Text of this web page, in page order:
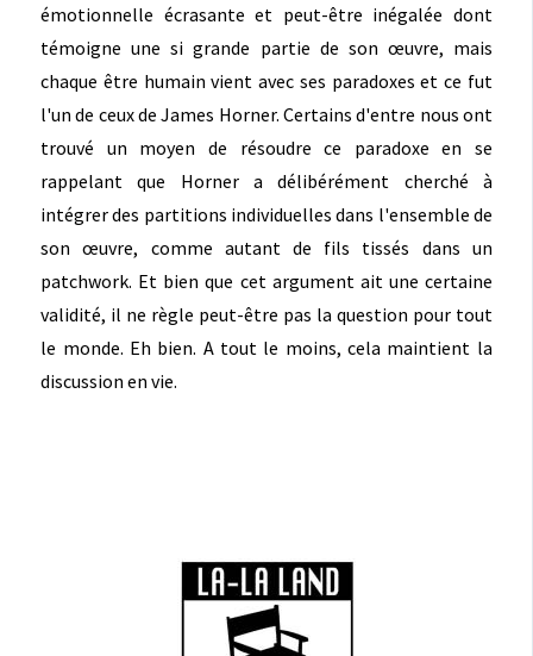
émotionnelle écrasante et peut-être inégalée dont
témoigne une si grande partie de son œuvre, mais
chaque être humain vient avec ses paradoxes et ce fut
l'un de ceux de James Horner. Certains d'entre nous ont
trouvé un moyen de résoudre ce paradoxe en se
rappelant que Horner a délibérément cherché à
intégrer des partitions individuelles dans l'ensemble de
son œuvre, comme autant de fils tissés dans un
patchwork. Et bien que cet argument ait une certaine
validité, il ne règle peut-être pas la question pour tout
le monde. Eh bien. A tout le moins, cela maintient la
discussion en vie.